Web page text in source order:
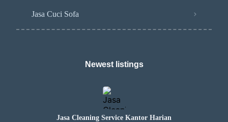
Jasa Cuci Sofa
Newest listings​
Jasa Cleaning Service Kantor Harian